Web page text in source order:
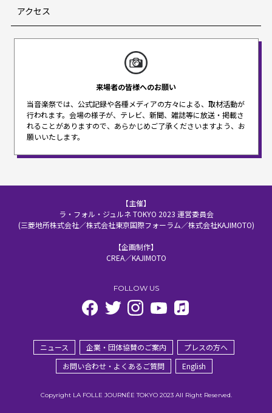
アクセス
来場者の皆様へのお願い
当音楽祭では、公式記録や各種メディアの方々による、取材活動が
行われます。 会場の様子が、テレビ、新聞、雑誌等に放送・掲載さ
れることがありますので、 あらかじめご了承くださいますよう、お
願いいたします。
【主催】
ラ・フォル・ジュルネ TOKYO 2023 運営委員会
(三菱地所株式会社／株式会社東京国際フォーラム／株式会社KAJIMOTO)
【企画制作】
CREA／KAJIMOTO
FOLLOW US
ニュース 企業・団体協賛のご案内
プレスの方へ
お問い合わせ・よくあるご質問
English
Copyright LA FOLLE JOURNÉE TOKYO 2023 All Right Reserved.